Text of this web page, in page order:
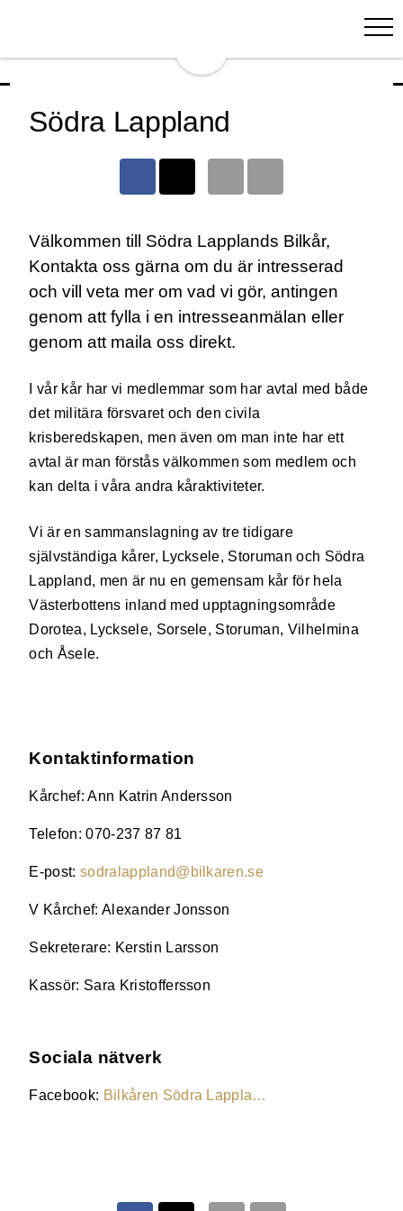
Södra Lappland
Välkommen till Södra Lapplands Bilkår,
Kontakta oss gärna om du är intresserad
och vill veta mer om vad vi gör, antingen
genom att fylla i en intresseanmälan eller
genom att maila oss direkt.
I vår kår har vi medlemmar som har avtal med både
det militära försvaret och den civila
krisberedskapen, men även om man inte har ett
avtal är man förstås välkommen som medlem och
kan delta i våra andra kåraktiviteter.
Vi är en sammanslagning av tre tidigare
självständiga kårer, Lycksele, Storuman och Södra
Lappland, men är nu en gemensam kår för hela
Västerbottens inland med upptagningsområde
Dorotea, Lycksele, Sorsele, Storuman, Vilhelmina
och Åsele.
Kontaktinformation
Kårchef: Ann Katrin Andersson
Telefon: 070-237 87 81
E-post:sodralappland@bilkaren.se
V Kårchef: Alexander Jonsson
Sekreterare: Kerstin Larsson
Kassör: Sara Kristoffersson
Sociala nätverk
Facebook: Bilkåren Södra Lappla…